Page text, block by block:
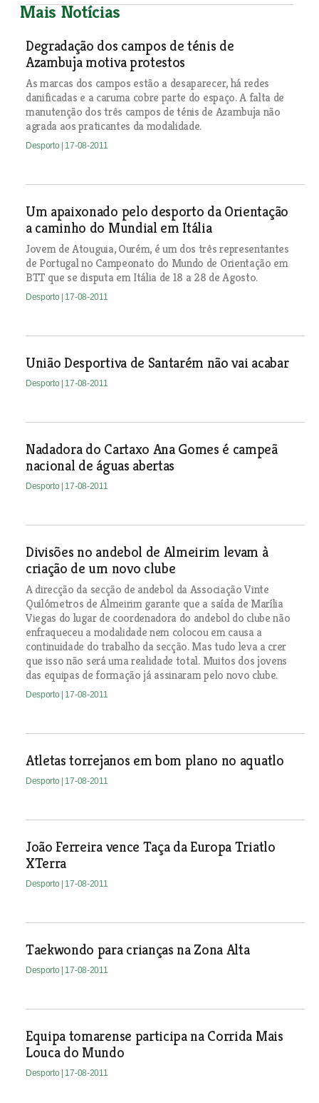
Mais Notícias
Degradação dos campos de ténis de
Azambuja motiva protestos
As marcas dos campos estão a desaparecer, há redes
danificadas e a caruma cobre parte do espaço. A falta de
manutenção dos três campos de ténis de Azambuja não
agrada aos praticantes da modalidade.
Desporto | 17-08-2011
Um apaixonado pelo desporto da Orientação
a caminho do Mundial em Itália
Jovem de Atouguia, Ourém, é um dos três representantes
de Portugal no Campeonato do Mundo de Orientação em
BTT que se disputa em Itália de 18 a 28 de Agosto.
Desporto | 17-08-2011
União Desportiva de Santarém não vai acabar
Desporto | 17-08-2011
Nadadora do Cartaxo Ana Gomes é campeã
nacional de águas abertas
Desporto | 17-08-2011
Divisões no andebol de Almeirim levam à
criação de um novo clube
A direcção da secção de andebol da Associação Vinte
Quilómetros de Almeirim garante que a saída de Marília
Viegas do lugar de coordenadora do andebol do clube não
enfraqueceu a modalidade nem colocou em causa a
continuidade do trabalho da secção. Mas tudo leva a crer
que isso não será uma realidade total. Muitos dos jovens
das equipas de formação já assinaram pelo novo clube.
Desporto | 17-08-2011
Atletas torrejanos em bom plano no aquatlo
Desporto | 17-08-2011
João Ferreira vence Taça da Europa Triatlo
XTerra
Desporto | 17-08-2011
Taekwondo para crianças na Zona Alta
Desporto | 17-08-2011
Equipa tomarense participa na Corrida Mais
Louca do Mundo
Desporto | 17-08-2011